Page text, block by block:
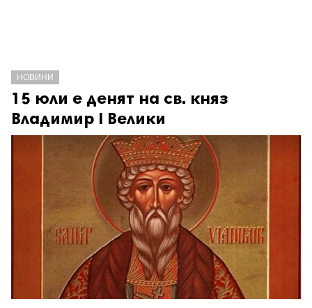
НОВИНИ
15 юли е денят на св. княз
Владимир I Велики